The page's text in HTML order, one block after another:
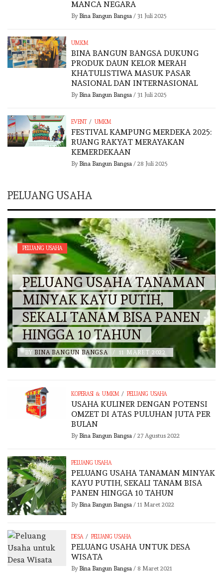
MANCA NEGARA
By Bina Bangun Bangsa/ 31 Juli 2025
UMKM
BINA BANGUN BANGSA DUKUNG
PRODUK DAUN KELOR MERAH
KHATULISTIWA MASUK PASAR
NASIONAL DAN INTERNASIONAL
By Bina Bangun Bangsa/ 31 Juli 2025
EVENT / UMKM
FESTIVAL KAMPUNG MERDEKA 2025:
RUANG RAKYAT MERAYAKAN
KEMERDEKAAN
By Bina Bangun Bangsa/ 28 Juli 2025
PELUANG USAHA
PELUANG USAHA
PELUANG USAHA TANAMAN
MINYAK KAYU PUTIH,
SEKALI TANAM BISA PANEN
HINGGA 10 TAHUN
BY BINA BANGUN BANGSA / 11 MARET 2022
KOPERASI & UMKM / PELUANG USAHA
USAHA KULINER DENGAN POTENSI
OMZET DI ATAS PULUHAN JUTA PER
BULAN
By Bina Bangun Bangsa/ 27 Agustus 2022
PELUANG USAHA
PELUANG USAHA TANAMAN MINYAK
KAYU PUTIH, SEKALI TANAM BISA
PANEN HINGGA 10 TAHUN
By Bina Bangun Bangsa/ 11 Maret 2022
DESA / PELUANG USAHA
PELUANG USAHA UNTUK DESA
WISATA
By Bina Bangun Bangsa/ 8 Maret 2021